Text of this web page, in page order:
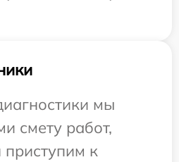
мы
смету работ,
к